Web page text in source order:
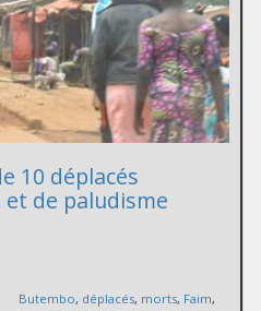
10 déplacés
de paludisme
Butembo, déplacés, morts, Faim,